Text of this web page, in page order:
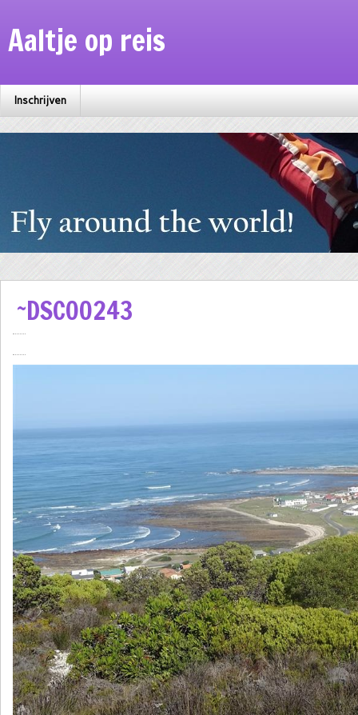
Aaltje op reis
Inschrijven
~DSC00243